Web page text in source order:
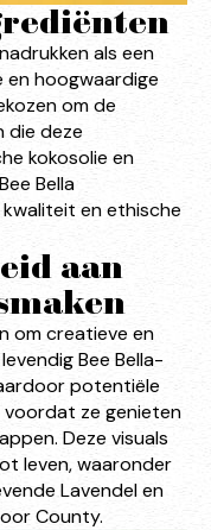
als een
hoogwaardige
om de
die deze
kokosolie en
Bella
en ethische
aan
om creatieve en
Bee Bella-
potentiële
voordat ze genieten
Deze visuals
leven, waaronder
Lavendel en
County.